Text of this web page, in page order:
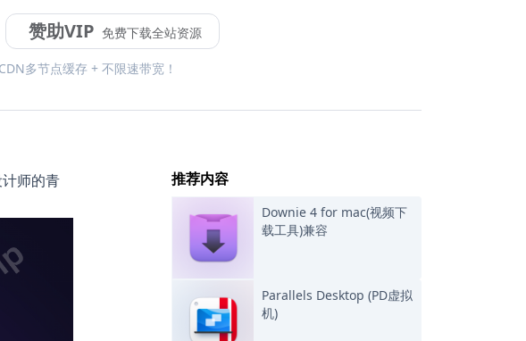
赞助VIP 免费下载全站资源
多节点缓存 + 不限速带宽！
师的青
推荐内容
Downie 4 for mac(视频下
载工具)兼容
Parallels Desktop (PD虚拟
机)